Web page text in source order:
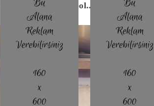
Yıldızları Futbol..